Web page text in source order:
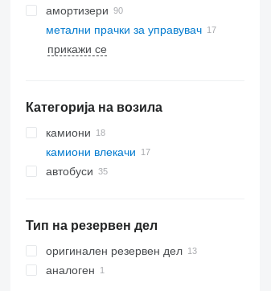
амортизери
метални прачки за управувач
прикажи се
Категорија на возила
камиони
камиони влекачи
автобуси
Тип на резервен дел
оригинален резервен дел
аналоген